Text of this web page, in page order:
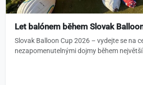
Let balónem během Slovak
Slovak Balloon Cup 2026 – vydejte se na
nezapomenutelnými dojmy během